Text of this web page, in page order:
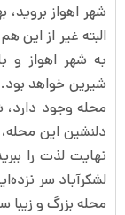
شهر اهواز
البته غیر از این
به شهر اهواز و
شیرین خواهد
محله وجود دارد،
دلنشین این
نهایت لذت را
لشکرآباد سر
محله بزرگ و زیبا